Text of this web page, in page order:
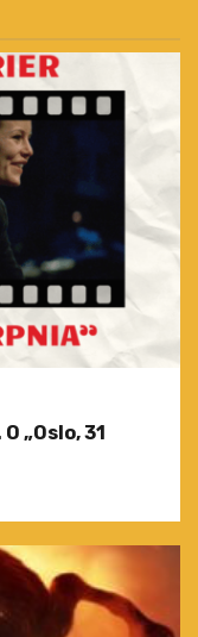
„Oslo, 31